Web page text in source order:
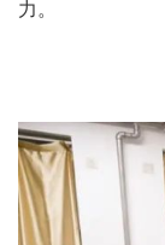
力。